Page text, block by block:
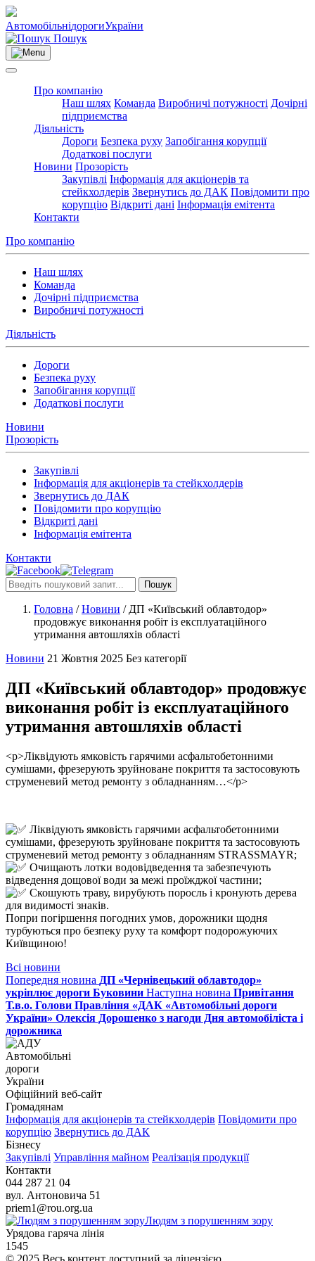
АвтомобільнідорогиУкраїни
Пошук
Про компанію
Наш шлях Команда Виробничі потужності Дочірні
підприємства
Діяльність
Дороги Безпека руху Запобігання корупції
Додаткові послуги
Новини Прозорість
Закупівлі Інформація для акціонерів та
стейкхолдерів Звернутись до ДАК Повідомити про
корупцію Відкриті дані Інформація емітента
Контакти
Про компанію
Наш шлях
Команда
Дочірні підприємства
Виробничі потужності
Діяльність
Дороги
Безпека руху
Запобігання корупції
Додаткові послуги
Новини
Прозорість
Закупівлі
Інформація для акціонерів та стейкхолдерів
Звернутись до ДАК
Повідомити про корупцію
Відкриті дані
Інформація емітента
Контакти
Пошук
Головна /Новини / ДП «Київський облавтодор»
продовжує виконання робіт із експлуатаційного
утримання автошляхів області
Новини 21 Жовтня 2025 Без категорії
ДП «Київський облавтодор» продовжує
виконання робіт із експлуатаційного
утримання автошляхів області
<p>Ліквідують ямковість гарячими асфальтобетонними
сумішами, фрезерують зруйноване покриття та застосовують
струменевий метод ремонту з обладнанням…</p>
Ліквідують ямковість гарячими асфальтобетонними
сумішами, фрезерують зруйноване покриття та застосовують
струменевий метод ремонту з обладнанням STRASSMAYR;
Очищають лотки водовідведення та забезпечують
відведення дощової води за межі проїжджої частини;
Скошують траву, вирубують поросль і кронують дерева
для видимості знаків.
Попри погіршення погодних умов, дорожники щодня
турбуються про безпеку руху та комфорт подорожуючих
Київщиною!
Всі новини
Попередня новина ДП «Чернівецький облавтодор»
укріплює дороги Буковини Наступна новина Привітання
Т.в.о. Голови Правління «ДАК «Автомобільні дороги
України» Олексія Дорошенко з нагоди Дня автомобіліста і
дорожника
Автомобільні
дороги
України
Офіційний веб‑сайт
Громадянам
Інформація для акціонерів та стейкхолдерів Повідомити про
корупцію Звернутись до ДАК
Бізнесу
Закупівлі Управління майном Реалізація продукції
Контакти
044 287 21 04
вул. Антоновича 51
priem1@rou.org.ua
Людям з порушенням зору
Урядова гаряча лінія
1545
© 2025 Весь контент доступний за ліцензією